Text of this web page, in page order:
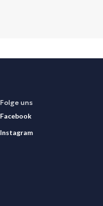
Folge uns
Facebook
Instagram